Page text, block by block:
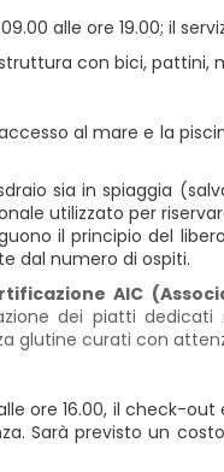
ore 16.00, il check-
Sarà previsto un
AIC
dei piatti
glutine curati con
sia in spiaggia
utilizzato per
il principio del
dal numero di ospiti.
al mare e la
con bici,
alle ore 19.00; il